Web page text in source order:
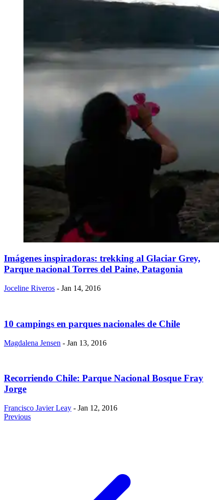
Imágenes inspiradoras: trekking al Glaciar Grey,
Parque nacional Torres del Paine, Patagonia
Joceline Riveros - Jan 14, 2016
10 campings en parques nacionales de Chile
Magdalena Jensen - Jan 13, 2016
Recorriendo Chile: Parque Nacional Bosque Fray
Jorge
Francisco Javier Leay - Jan 12, 2016
Previous